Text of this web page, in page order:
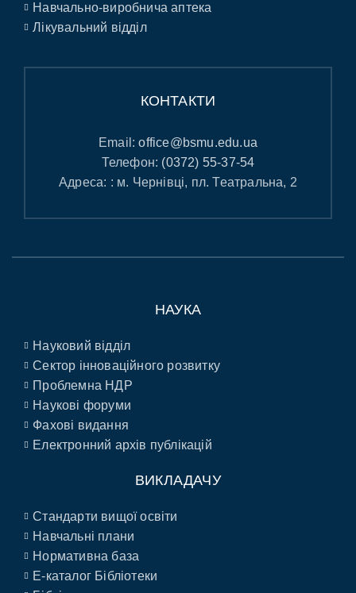
Навчально-виробнича аптека
Лікувальний відділ
КОНТАКТИ
Email:office@bsmu.edu.ua
Телефон: (0372) 55-37-54
Адреса: : м. Чернівці, пл. Театральна, 2
НАУКА
Науковий відділ
Сектор інноваційного розвитку
Проблемна НДР
Наукові форуми
Фахові видання
Електронний архів публікацій
ВИКЛАДАЧУ
Стандарти вищої освіти
Навчальні плани
Нормативна база
E-каталог Бібліотеки